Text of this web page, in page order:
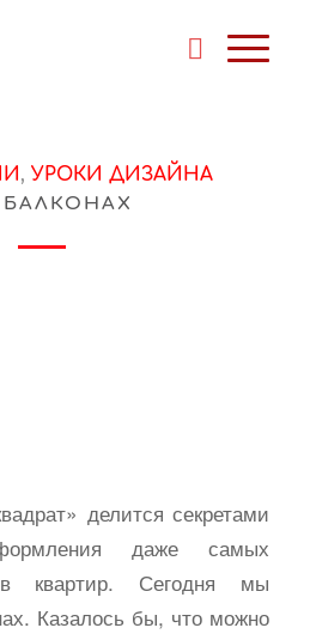
, УРОКИ ДИЗАЙНА
делится секретами
даже самых
квартир. Сегодня мы
Казалось бы, что можно